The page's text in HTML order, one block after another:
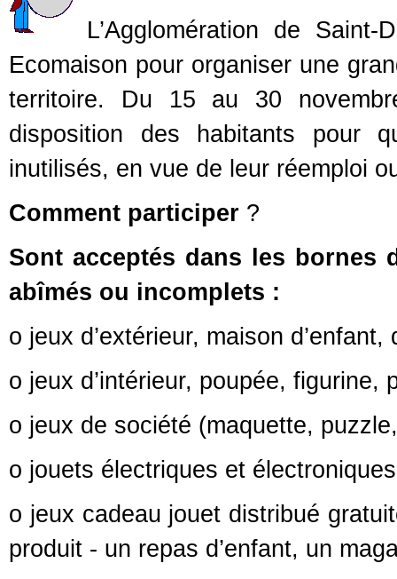
L’Agglomération de
Ecomaison pour organiser une
territoire. Du 15 au 30
disposition des habitants pour
inutilisés, en vue de leur réemploi
Comment participer ?
Sont acceptés dans les bornes
abîmés ou incomplets :
o jeux d’extérieur, maison
o jeux d’intérieur, poupée, figurine,
o jeux de société (maquette,
o jouets électriques et
o jeux cadeau jouet distribué
produit - un repas d’enfant, un